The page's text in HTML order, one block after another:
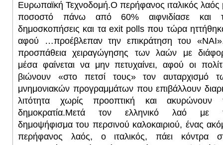
Ευρωπαϊκή Τεχνοδομή.Ο περήφανος ιταλικός λαός
ποσοστό πάνω από 60% αιφνιδίασε και
δημοσκοπήσεις και τα exit polls που τώρα
αφού …προέβλεπαν την επικράτηση του
προσπάθεια χειραγώγησης των λαών με
μέσα φαίνεται να μην πετυχαίνει, αφού οι
βιώνουν «στο πετσί τους» τον αυταρχισμό
μνημονιακών προγραμμάτων που επιβάλλουν
λιτότητα χωρίς προοπτική και ακυρώνουν
δημοκρατία.Μετά τον ελληνικό λαό με
δημοψήφισμα του περσινού καλοκαιριού, ένας
περήφανος λαός, ο ιταλικός, πάει κόντρα